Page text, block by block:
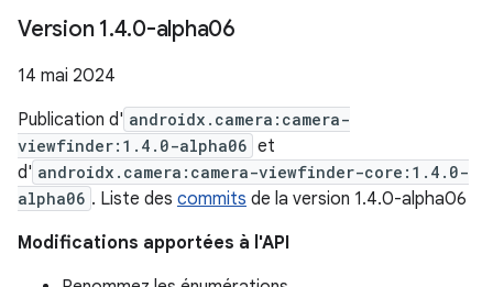
Version 1.4.0-alpha06
14 mai 2024
Publication d' androidx.camera:camera-
viewfinder:1.4.0-alpha06 et
d' androidx.camera:camera-viewfinder-core:1.4.0-
alpha06 . Liste des commits de la version 1.4.0-alpha06
Modifications apportées à l'API